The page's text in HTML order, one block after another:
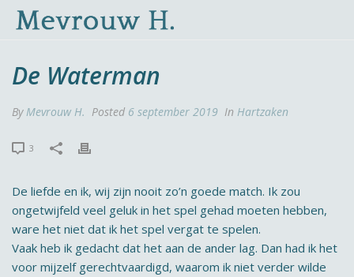
De Waterman
ByMevrouw H. Posted 6 september 2019 In Hartzaken
3
De liefde en ik, wij zijn nooit zo’n goede match. Ik zou
ongetwijfeld veel geluk in het spel gehad moeten hebben,
ware het niet dat ik het spel vergat te spelen.
Vaak heb ik gedacht dat het aan de ander lag. Dan had ik het
voor mijzelf gerechtvaardigd, waarom ik niet verder wilde